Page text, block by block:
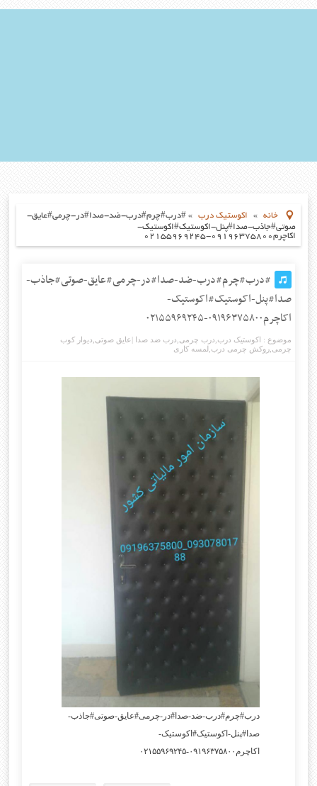
خانه » اکوستیک درب »#درب#چرم#درب-ضد-صدا#در-چرمی#عایق-
صوتی#جاذب-صدا#پنل-اکوستیک#اکوستیک-
اکاچرم۰۹۱۹۶۳۷۵۸۰۰-۰۲۱۵۵۹۶۹۲۴۵
#درب#چرم#درب-ضد-صدا#در-چرمی#عایق-صوتی#جاذب-
صدا#پنل-اکوستیک#اکوستیک-
اکاچرم۰۹۱۹۶۳۷۵۸۰۰-۰۲۱۵۵۹۶۹۲۴۵
موضوع : اکوستیک درب درب چرمی درب ضد صدا |عایق صوتی دیوار کوب
چرمی ,روکش چرمی درب لمسه کاری
درب#چرم#درب-ضد-صدا#در-چرمی#عایق-صوتی#جاذب-
صدا#پنل-اکوستیک#اکوستیک-
اکاچرم۰۹۱۹۶۳۷۵۸۰۰-۰۲۱۵۵۹۶۹۲۴۵